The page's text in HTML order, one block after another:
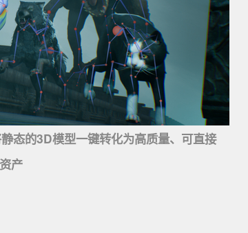
态的3D模型一键转化为高质量、可直接
产